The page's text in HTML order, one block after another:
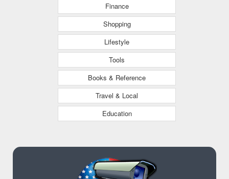
Finance
Shopping
Lifestyle
Tools
Books & Reference
Travel & Local
Education